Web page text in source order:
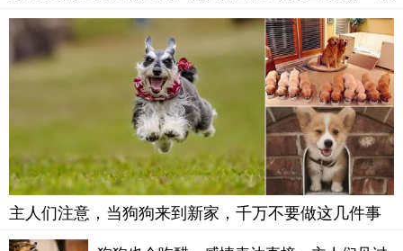
穿上这身皮毛来喂狗狗，狗狗:哪里来的东西?先撕一顿